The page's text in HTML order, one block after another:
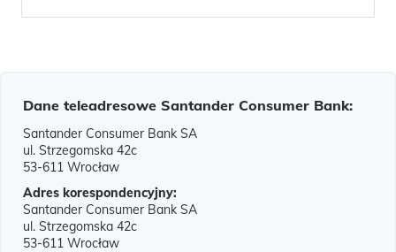
Dane teleadresowe Santander Consumer Bank:
Santander Consumer Bank SA
ul. Strzegomska 42c
53-611 Wrocław
Adres korespondencyjny:
Santander Consumer Bank SA
ul. Strzegomska 42c
53-611 Wrocław